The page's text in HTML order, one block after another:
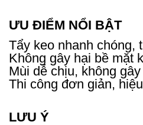
ƯU ĐIỂM NỔI BẬT
Tẩy keo nhanh chóng,
Không gây hại bề mặt
Mùi dễ chịu, không
Thi công đơn giản,
LƯU Ý